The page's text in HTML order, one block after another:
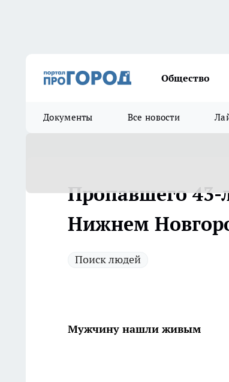
Общество
Документы Все новости
Пропавшего 43-
Нижнем
Поиск людей
Мужчину нашли живым